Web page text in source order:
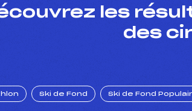
les
des
Ski de Fond Ski de Fond